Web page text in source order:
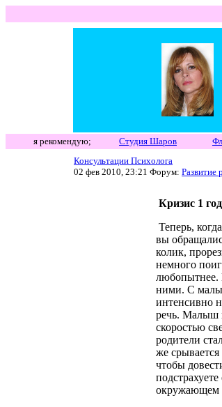
я рекомендую;
Студия Шаров
Консультации Психолога
02 фев 2010, 23:21 Форум: Развитие
Кризис 1
Теперь,
вы
колик,
немного
любопытнее.
ними. С
интенсивно
речь. Малыш
скоростью
родители
же
чтобы
окружающем